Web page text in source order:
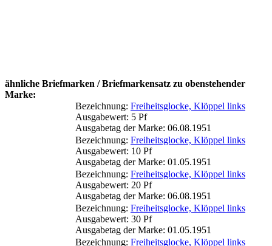
ähnliche Briefmarken / Briefmarkensatz zu obenstehender
Marke:
Bezeichnung: Freiheitsglocke, Klöppel links
Ausgabewert: 5 Pf
Ausgabetag der Marke: 06.08.1951
Bezeichnung: Freiheitsglocke, Klöppel links
Ausgabewert: 10 Pf
Ausgabetag der Marke: 01.05.1951
Bezeichnung: Freiheitsglocke, Klöppel links
Ausgabewert: 20 Pf
Ausgabetag der Marke: 06.08.1951
Bezeichnung: Freiheitsglocke, Klöppel links
Ausgabewert: 30 Pf
Ausgabetag der Marke: 01.05.1951
Bezeichnung: Freiheitsglocke, Klöppel links